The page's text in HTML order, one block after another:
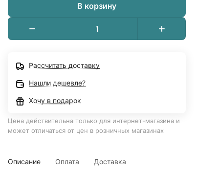
В корзину
Рассчитать доставку
Нашли дешевле?
Хочу в подарок
Цена действительна только для интернет-магазина и
может отличаться от цен в розничных магазинах
Описание Оплата Доставка